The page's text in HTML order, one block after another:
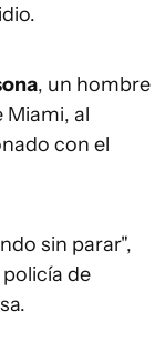
, un hombre
Miami, al
con el
sin parar",
de